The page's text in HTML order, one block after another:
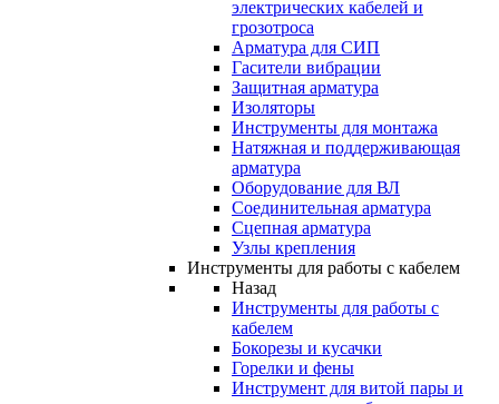
электрических кабелей и
грозотроса
Арматура для СИП
Гасители вибрации
Защитная арматура
Изоляторы
Инструменты для монтажа
Натяжная и поддерживающая
арматура
Оборудование для ВЛ
Соединительная арматура
Сцепная арматура
Узлы крепления
Инструменты для работы с кабелем
Назад
Инструменты для работы с
кабелем
Бокорезы и кусачки
Горелки и фены
Инструмент для витой пары и